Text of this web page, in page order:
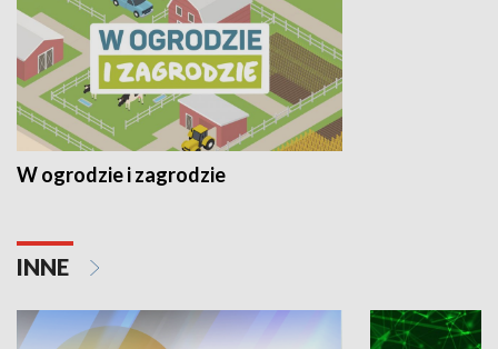
W ogrodzie i zagrodzie
INNE